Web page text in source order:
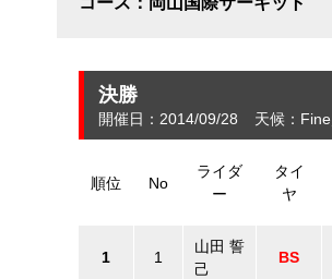
決勝
開催日：2014/09/28 天候：Fine
順位 No
ライダ
ー
タイ
ヤ
1 1
山田 誓
己
BS